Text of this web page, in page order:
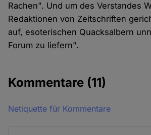
Rachen". Und um des Verstandes
Redaktionen von Zeitschriften
auf, esoterischen Quacksalbern
Forum zu liefern".
Kommentare (11)
Netiquette für Kommentare